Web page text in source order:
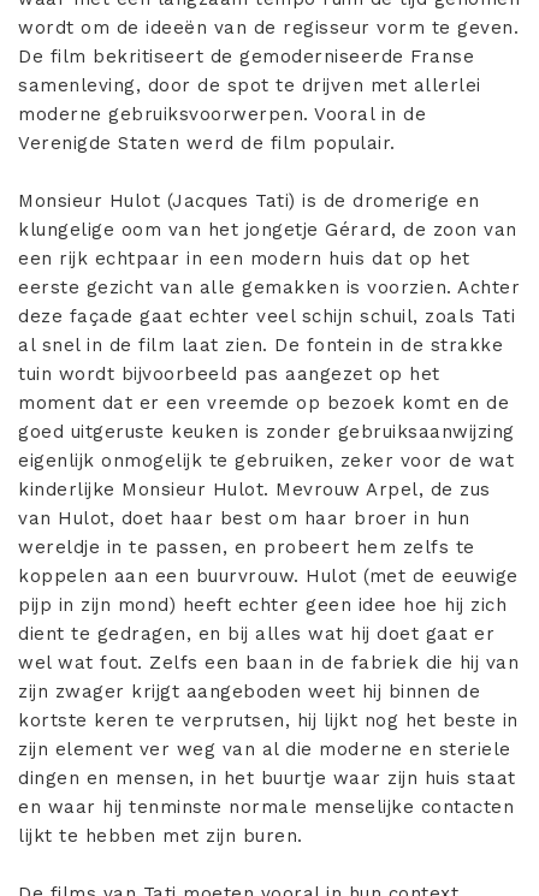
wordt om de ideeën van de regisseur vorm te geven.
De film bekritiseert de gemoderniseerde Franse
samenleving, door de spot te drijven met allerlei
moderne gebruiksvoorwerpen. Vooral in de
Verenigde Staten werd de film populair.
Monsieur Hulot (Jacques Tati) is de dromerige en
klungelige oom van het jongetje Gérard, de zoon van
een rijk echtpaar in een modern huis dat op het
eerste gezicht van alle gemakken is voorzien. Achter
deze façade gaat echter veel schijn schuil, zoals Tati
al snel in de film laat zien. De fontein in de strakke
tuin wordt bijvoorbeeld pas aangezet op het
moment dat er een vreemde op bezoek komt en de
goed uitgeruste keuken is zonder gebruiksaanwijzing
eigenlijk onmogelijk te gebruiken, zeker voor de wat
kinderlijke Monsieur Hulot. Mevrouw Arpel, de zus
van Hulot, doet haar best om haar broer in hun
wereldje in te passen, en probeert hem zelfs te
koppelen aan een buurvrouw. Hulot (met de eeuwige
pijp in zijn mond) heeft echter geen idee hoe hij zich
dient te gedragen, en bij alles wat hij doet gaat er
wel wat fout. Zelfs een baan in de fabriek die hij van
zijn zwager krijgt aangeboden weet hij binnen de
kortste keren te verprutsen, hij lijkt nog het beste in
zijn element ver weg van al die moderne en steriele
dingen en mensen, in het buurtje waar zijn huis staat
en waar hij tenminste normale menselijke contacten
lijkt te hebben met zijn buren.